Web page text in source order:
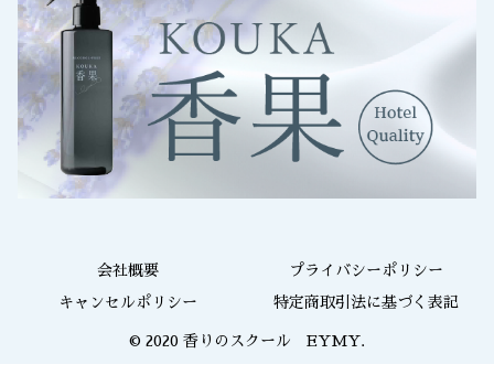
会社概要 プライバシーポリシー
キャンセルポリシー 特定商取引法に基づく表記
© 2020 香りのスクール EYMY.